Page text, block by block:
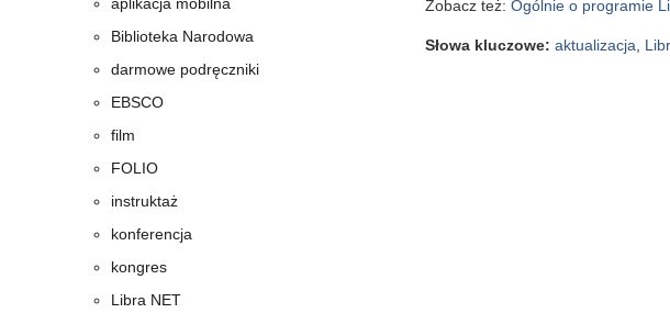
Zobacz też: Ogólnie o programie
Słowa kluczowe: aktualizacja
Biblioteka Narodowa
darmowe podręczniki
EBSCO
film
FOLIO
instruktaż
konferencja
kongres
Libra NET